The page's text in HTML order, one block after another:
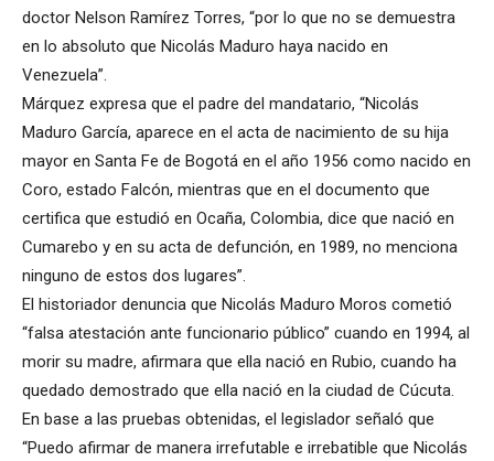
doctor Nelson Ramírez Torres, “por lo que no se demuestra
en lo absoluto que Nicolás Maduro haya nacido en
Venezuela”.
Márquez expresa que el padre del mandatario, “Nicolás
Maduro García, aparece en el acta de nacimiento de su hija
mayor en Santa Fe de Bogotá en el año 1956 como nacido en
Coro, estado Falcón, mientras que en el documento que
certifica que estudió en Ocaña, Colombia, dice que nació en
Cumarebo y en su acta de defunción, en 1989, no menciona
ninguno de estos dos lugares”.
El historiador denuncia que Nicolás Maduro Moros cometió
“falsa atestación ante funcionario público” cuando en 1994, al
morir su madre, afirmara que ella nació en Rubio, cuando ha
quedado demostrado que ella nació en la ciudad de Cúcuta.
En base a las pruebas obtenidas, el legislador señaló que
“Puedo afirmar de manera irrefutable e irrebatible que Nicolás